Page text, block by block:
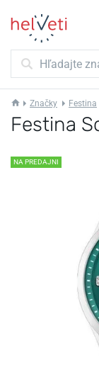
Značky Festina
Festina
NA PREDAJNI